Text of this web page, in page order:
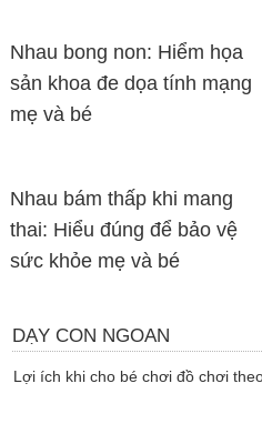
Nhau bong non: Hiểm họa
sản khoa đe dọa tính mạng
mẹ và bé
Nhau bám thấp khi mang
thai: Hiểu đúng để bảo vệ
sức khỏe mẹ và bé
DẠY CON NGOAN
Lợi ích khi cho bé chơi đồ chơi